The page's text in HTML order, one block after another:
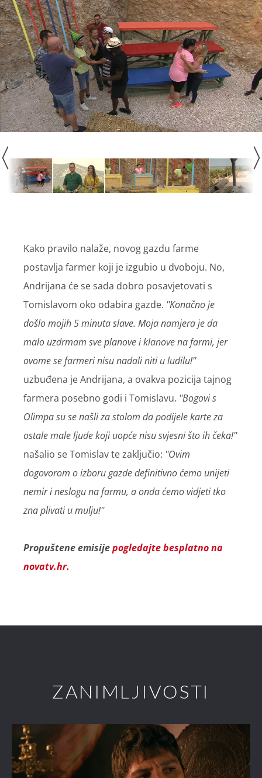
Kako pravilo nalaže, novog gazdu farme
postavlja farmer koji je izgubio u dvoboju. No,
Andrijana će se sada dobro posavjetovati s
Tomislavom oko odabira gazde. ''Konačno je
došlo mojih 5 minuta slave. Moja namjera je da
malo uzdrmam sve planove i klanove na farmi, jer
ovome se farmeri nisu nadali niti u ludilu!''
uzbuđena je Andrijana, a ovakva pozicija tajnog
farmera posebno godi i Tomislavu. ''Bogovi s
Olimpa su se našli za stolom da podijele karte za
ostale male ljude koji uopće nisu svjesni što ih čeka!''
našalio se Tomislav te zaključio: ''Ovim
dogovorom o izboru gazde definitivno ćemo unijeti
nemir i neslogu na farmu, a onda ćemo vidjeti tko
zna plivati u mulju!''
Propuštene emisijepogledajte besplatno na
novatv.hr.
ZANIMLJIVOSTI